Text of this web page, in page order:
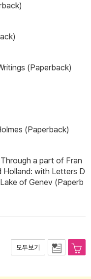
(Paperback)
(Paperback)
a part of Fran
Holland: with Letters D
of Genev (Paperb
모두보기